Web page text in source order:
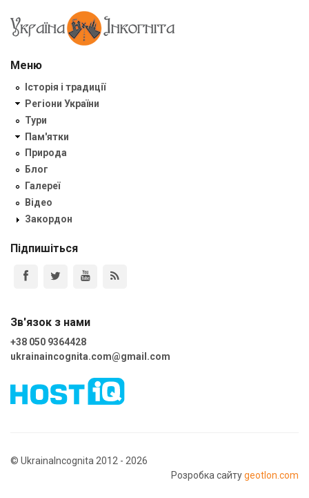
Меню
Історія і традиції
Регіони України
Тури
Пам'ятки
Природа
Блог
Галереї
Відео
Закордон
Підпишіться
Зв'язок з нами
+38 050 9364428
ukrainaincognita.com@gmail.com
© UkrainaIncognita 2012 - 2026
Розробка сайтуgeotlon.com